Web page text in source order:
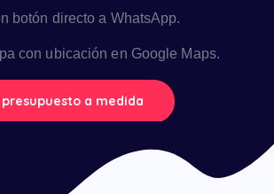
botón directo a WhatsApp.
con ubicación en Google Maps.
presupuesto a medida